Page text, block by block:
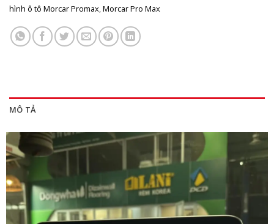
hình ô tô Morcar Promax,Morcar Pro Max
MÔ TẢ